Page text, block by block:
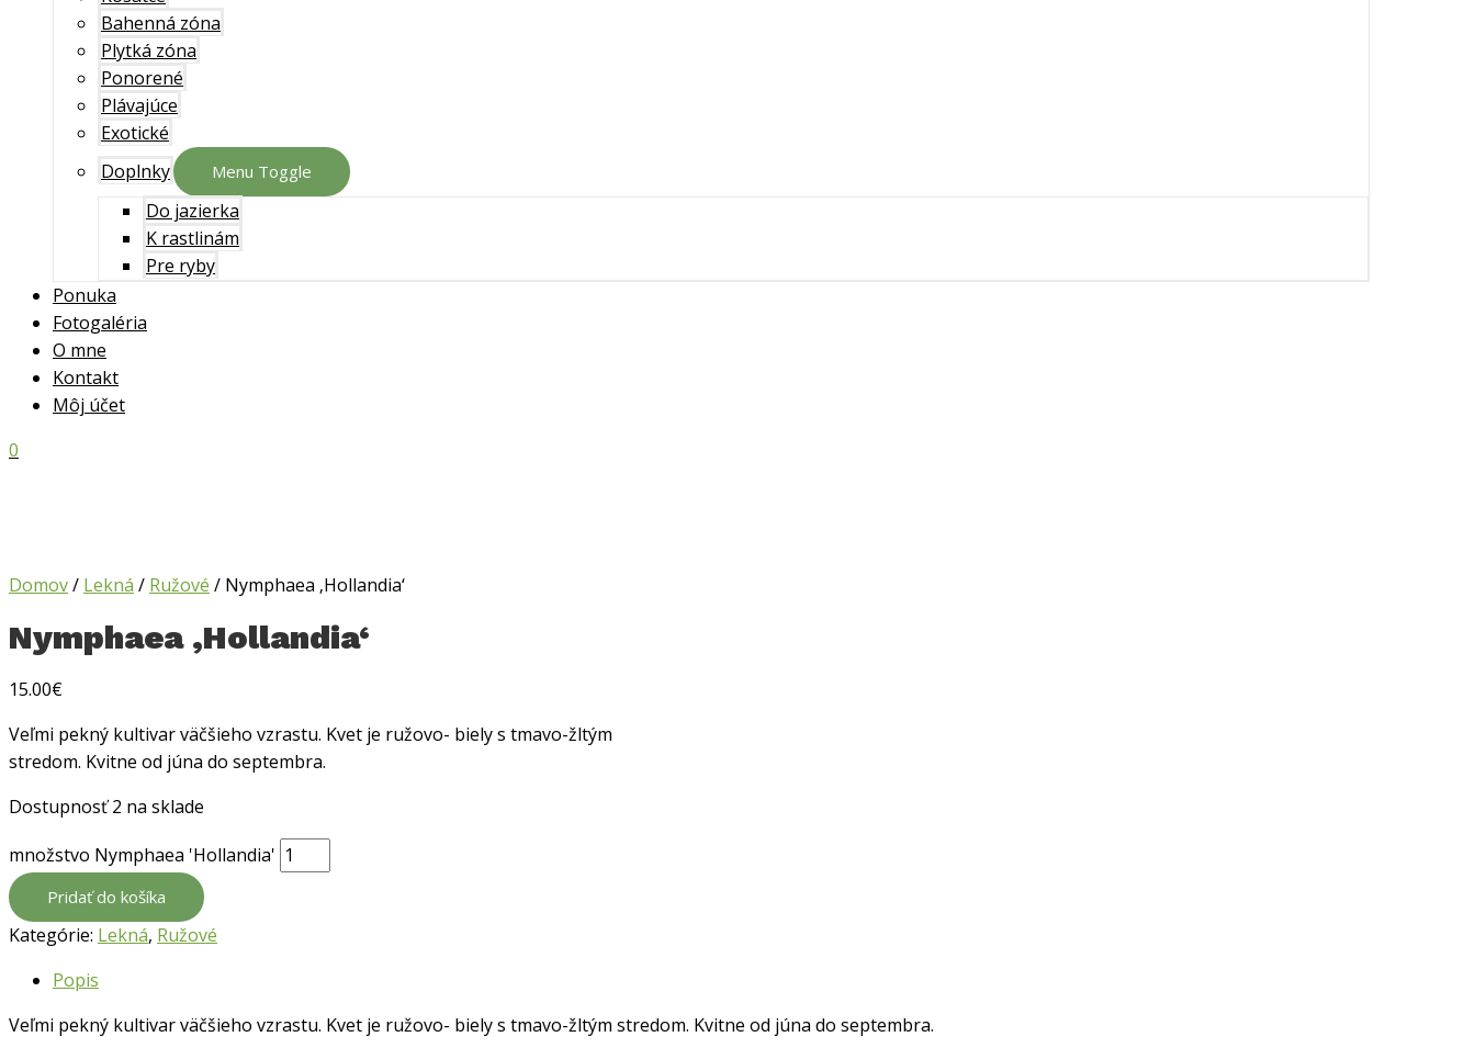
Bahenná zóna
Plytká zóna
Ponorené
Plávajúce
Exotické
Doplnky
Menu Toggle
Do jazierka
K rastlinám
Pre ryby
Ponuka
Fotogaléria
O mne
Kontakt
Môj účet
0
Domov/ Lekná / Ružové / Nymphaea ‚Hollandia‘
Nymphaea ‚Hollandia‘
15.00€
Veľmi pekný kultivar väčšieho vzrastu. Kvet je ružovo- biely s tmavo-žltým
stredom. Kvitne od júna do septembra.
Dostupnosť 2 na sklade
množstvo Nymphaea 'Hollandia'
Pridať do košíka
Kategórie: Lekná, Ružové
Popis
Veľmi pekný kultivar väčšieho vzrastu. Kvet je ružovo- biely s tmavo-žltým stredom. Kvitne od júna do septembra.